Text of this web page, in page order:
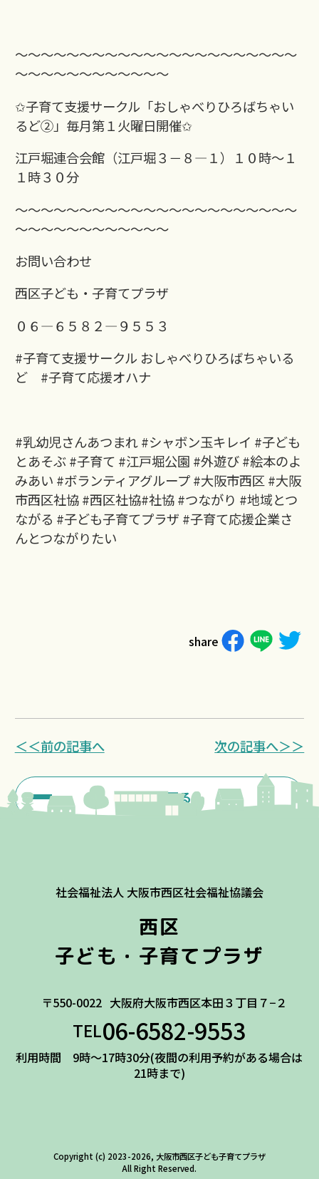
～～～～～～～～～～～～～～～～～～～～～～
～～～～～～～～～～～～
✩子育て支援サークル「おしゃべりひろばちゃい
るど②」毎月第１火曜日開催✩
江戸堀連合会館（江戸堀３－８―１）１０時～１
１時３０分
～～～～～～～～～～～～～～～～～～～～～～
～～～～～～～～～～～～
お問い合わせ
西区子ども・子育てプラザ
０６―６５８２―９５５３
#子育て支援サークル おしゃべりひろばちゃいる
ど #子育て応援オハナ
#乳幼児さんあつまれ #シャボン玉キレイ #子ども
とあそぶ #子育て #江戸堀公園 #外遊び #絵本のよ
みあい #ボランティアグループ #大阪市西区 #大阪
市西区社協 #西区社協#社協 #つながり #地域とつ
ながる #子ども子育てプラザ #子育て応援企業さ
んとつながりたい
share
＜＜前の記事へ
一覧に戻る
次の記事へ＞＞
社会福祉法人 大阪市西区社会福祉協議会
西区
子ども・子育てプラザ
〒550-0022 大阪府大阪市西区本田３丁目７−２
TEL06-6582-9553
利用時間 9時～17時30分(夜間の利用予約がある場合は
21時まで)
Copyright (c) 2023-2026, 大阪市西区子ども子育てプラザ
All Right Reserved.